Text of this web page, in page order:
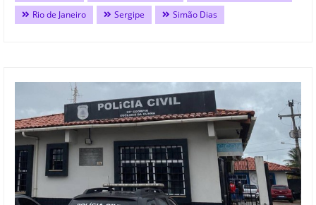
Rio de Janeiro
Sergipe Simão Dias